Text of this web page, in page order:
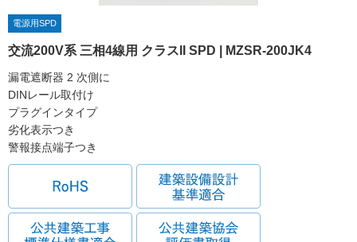
電源用SPD
交流200V系 三相4線用 クラスII SPD | MZSR-200JK4
漏電遮断器 2 次側に
DINレール取付け
プラグインタイプ
劣化表示つき
警報接点端子つき